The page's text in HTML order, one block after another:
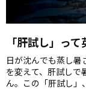
「肝試し」っ
日が沈んでも蒸し
を変えて、肝試しで
ん。この「肝試し」